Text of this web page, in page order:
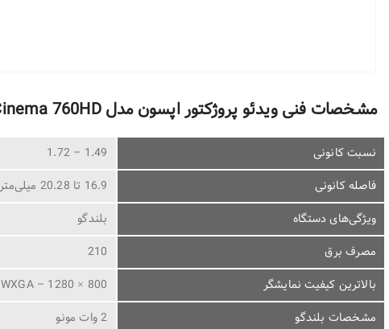
مشخصات فنی ویدئو پروژکتور اپسون مدل Home Cinema 760HD
نسبت کانونی
1.49 – 1.72
فاصله کانونی
16.9 تا 20.28 میلی‌متر
ویژگی‌های دستگاه
بلندگو
مصرف برق
210
بالاترین کیفیت نمایشگر
WXGA – 1280 × 800
مشخصات بلندگو
2 وات مونو